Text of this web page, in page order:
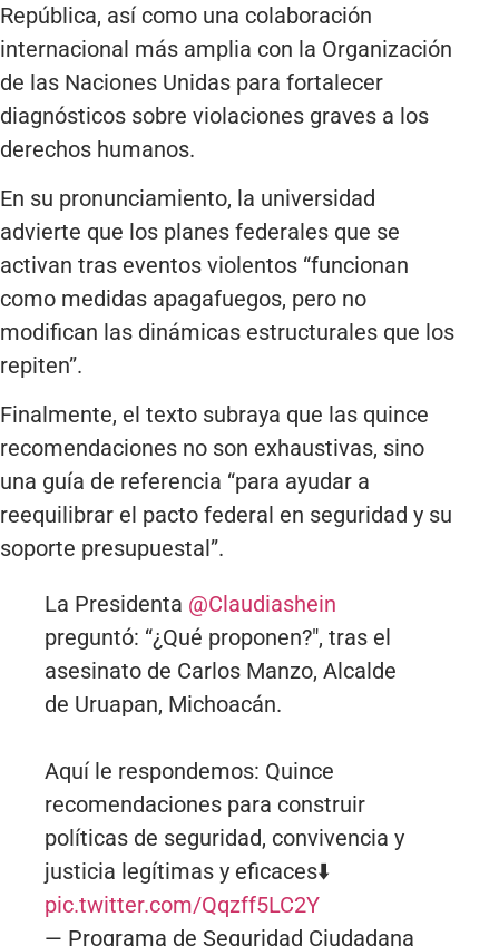
República, así como una colaboración
internacional más amplia con la Organización
de las Naciones Unidas para fortalecer
diagnósticos sobre violaciones graves a los
derechos humanos.
En su pronunciamiento, la universidad
advierte que los planes federales que se
activan tras eventos violentos “funcionan
como medidas apagafuegos, pero no
modifican las dinámicas estructurales que los
repiten”.
Finalmente, el texto subraya que las quince
recomendaciones no son exhaustivas, sino
una guía de referencia “para ayudar a
reequilibrar el pacto federal en seguridad y su
soporte presupuestal”.
La Presidenta @Claudiashein
preguntó: “¿Qué proponen?", tras el
asesinato de Carlos Manzo, Alcalde
de Uruapan, Michoacán.
Aquí le respondemos: Quince
recomendaciones para construir
políticas de seguridad, convivencia y
justicia legítimas y eficaces⬇️
pic.twitter.com/Qqzff5LC2Y
— Programa de Seguridad Ciudadana